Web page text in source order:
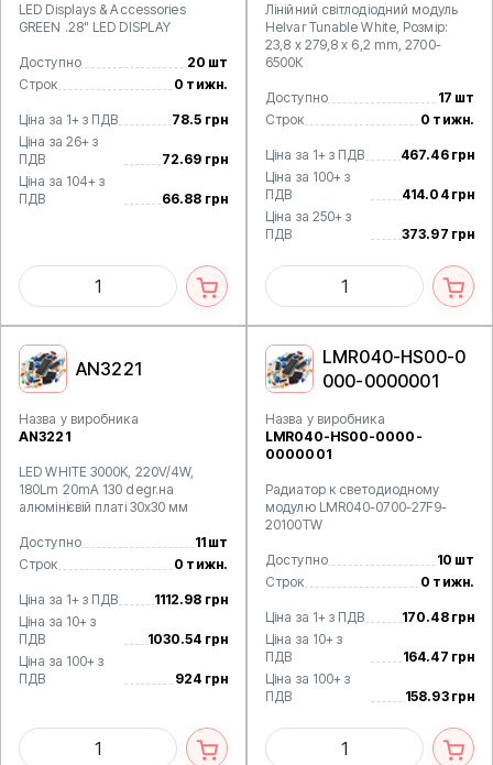
LED Displays & Accessories
GREEN .28" LED DISPLAY
Доступно
20 шт
Строк
0 тижн.
Ціна за 1+ з ПДВ
78.5 грн
Ціна за 26+ з
ПДВ
72.69 грн
Ціна за 104+ з
ПДВ
66.88 грн
Лінійний світлодіодний модуль
Helvar Tunable White, Розмір:
23,8 х 279,8 х 6,2 mm, 2700-
6500К
Доступно
17 шт
Строк
0 тижн.
Ціна за 1+ з ПДВ
467.46 грн
Ціна за 100+ з
ПДВ
414.04 грн
Ціна за 250+ з
ПДВ
373.97 грн
AN3221
Назва у виробника
AN3221
LED WHITE 3000K, 220V/4W,
180Lm 20mA 130 degr.на
алюмінієвій платі 30х30 мм
Доступно
11 шт
Строк
0 тижн.
Ціна за 1+ з ПДВ
1112.98 грн
Ціна за 10+ з
ПДВ
1030.54 грн
Ціна за 100+ з
ПДВ
924 грн
LMR040-HS00-0
000-0000001
Назва у виробника
LMR040-HS00-0000-
0000001
Радиатор к светодиодному
модулю LMR040-0700-27F9-
20100TW
Доступно
10 шт
Строк
0 тижн.
Ціна за 1+ з ПДВ
170.48 грн
Ціна за 10+ з
ПДВ
164.47 грн
Ціна за 100+ з
ПДВ
158.93 грн